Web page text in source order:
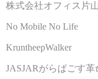
株式会社オフィス片山
No Mobile No Life
KruntheepWalker
JASJARがらぱごす革